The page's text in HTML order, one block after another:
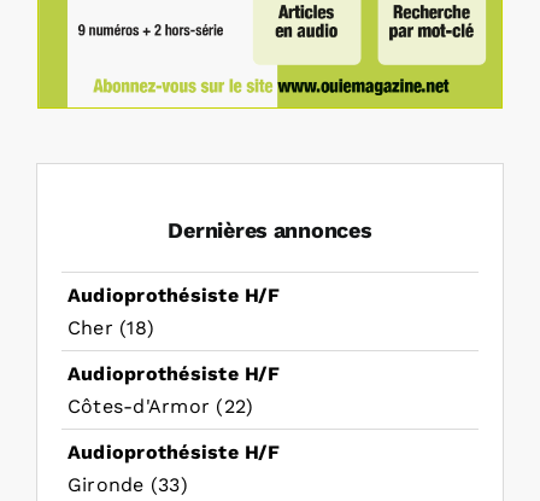
Dernières annonces
Audioprothésiste H/F
Cher (18)
Audioprothésiste H/F
Côtes-d'Armor (22)
Audioprothésiste H/F
Gironde (33)